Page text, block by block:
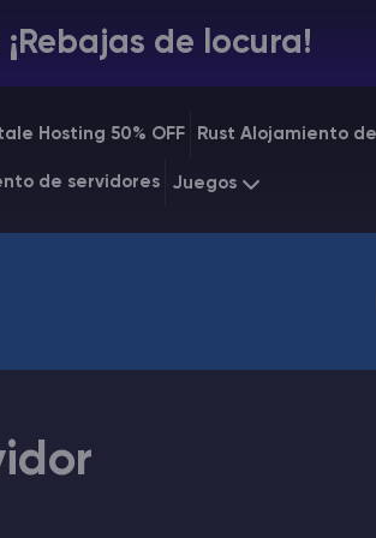
¡Rebajas de locura!
Hosting 50% OFF Rust Alojamiento
de servidores Juegos